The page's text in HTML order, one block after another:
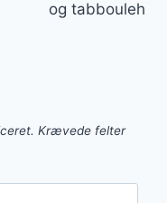
og tabbouleh
Krævede felter